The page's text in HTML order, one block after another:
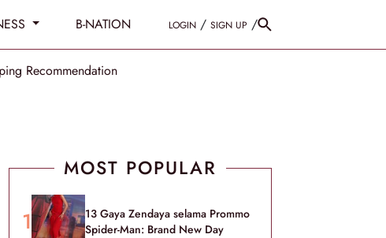
B-NATION LOGIN / SIGN UP /
Recommendation
MOST POPULAR
13 Gaya Zendaya selama Prommo
Spider-Man: Brand New Day